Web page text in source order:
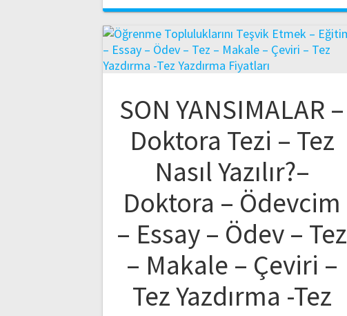
SON YANSIMALAR –
Doktora Tezi – Tez
Nasıl Yazılır?–
Doktora – Ödevcim
– Essay – Ödev – Tez
– Makale – Çeviri –
Tez Yazdırma -Tez